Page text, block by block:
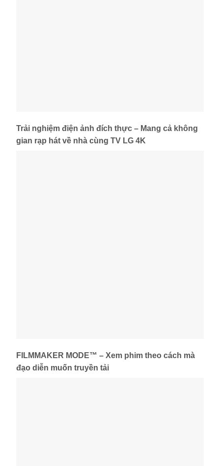
Trải nghiệm điện ảnh đích thực – Mang cả không
gian rạp hát về nhà cùng TV LG 4K
FILMMAKER MODE™ – Xem phim theo cách mà
đạo diễn muốn truyền tải